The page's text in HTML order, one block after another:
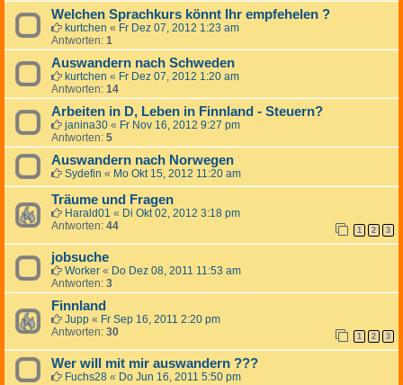
Welchen Sprachkurs könnt Ihr empfehelen ?
kurtchen « Fr Dez 07, 2012 1:23 am
Antworten: 1
Auswandern nach Schweden
kurtchen « Fr Dez 07, 2012 1:20 am
Antworten: 14
Arbeiten in D, Leben in Finnland - Steuern?
janina30 « Fr Nov 16, 2012 9:27 pm
Antworten: 5
Auswandern nach Norwegen
Sydefin « Mo Okt 15, 2012 11:20 am
Träume und Fragen
Harald01 « Di Okt 02, 2012 3:18 pm
Antworten: 44 1 2 3
jobsuche
Worker « Do Dez 08, 2011 11:53 am
Antworten: 3
Finnland
Jupp « Fr Sep 16, 2011 2:20 pm
Antworten: 30 1 2 3
Wer will mit mir auswandern ???
Fuchs28 « Do Jun 16, 2011 5:50 pm